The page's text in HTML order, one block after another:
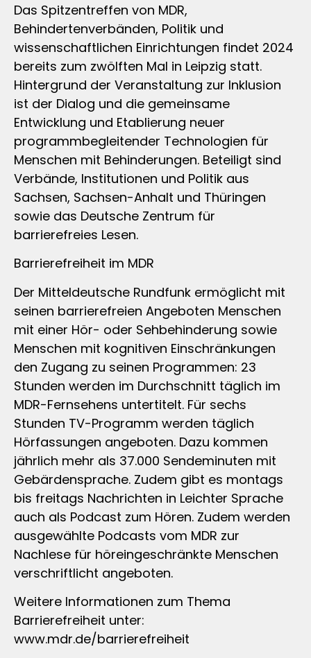
Das Spitzentreffen von MDR,
Behindertenverbänden, Politik und
wissenschaftlichen Einrichtungen findet 2024
bereits zum zwölften Mal in Leipzig statt.
Hintergrund der Veranstaltung zur Inklusion
ist der Dialog und die gemeinsame
Entwicklung und Etablierung neuer
programmbegleitender Technologien für
Menschen mit Behinderungen. Beteiligt sind
Verbände, Institutionen und Politik aus
Sachsen, Sachsen-Anhalt und Thüringen
sowie das Deutsche Zentrum für
barrierefreies Lesen.
Barrierefreiheit im MDR
Der Mitteldeutsche Rundfunk ermöglicht mit
seinen barrierefreien Angeboten Menschen
mit einer Hör- oder Sehbehinderung sowie
Menschen mit kognitiven Einschränkungen
den Zugang zu seinen Programmen: 23
Stunden werden im Durchschnitt täglich im
MDR-Fernsehens untertitelt. Für sechs
Stunden TV-Programm werden täglich
Hörfassungen angeboten. Dazu kommen
jährlich mehr als 37.000 Sendeminuten mit
Gebärdensprache. Zudem gibt es montags
bis freitags Nachrichten in Leichter Sprache
auch als Podcast zum Hören. Zudem werden
ausgewählte Podcasts vom MDR zur
Nachlese für höreingeschränkte Menschen
verschriftlicht angeboten.
Weitere Informationen zum Thema
Barrierefreiheit unter:
www.mdr.de/barrierefreiheit